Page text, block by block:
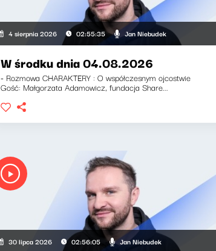
4 sierpnia 2026 02:55:35 Jan Niebudek
W środku dnia 04.08.2026
- Rozmowa CHARAKTERY : O współczesnym ojcostwie
Gość: Małgorzata Adamowicz, fundacja Share...
30 lipca 2026 02:56:05 Jan Niebudek